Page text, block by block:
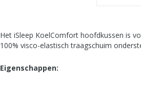
Het iSleep KoelComfort hoofdkussen is
100% visco-elastisch traagschuim
Eigenschappen: